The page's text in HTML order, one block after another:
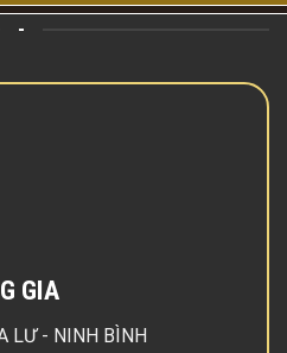
-
GIA
LƯ - NINH BÌNH